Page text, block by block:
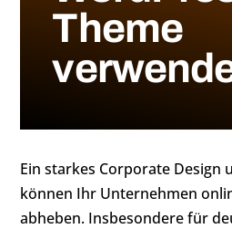
Theme
Ein starkes Corporate Design
können Ihr Unternehmen
abheben. Insbesondere für